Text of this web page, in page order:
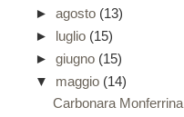
► agosto (13)
► luglio (15)
► giugno (15)
▼ maggio (14)
Carbonara Monferrina